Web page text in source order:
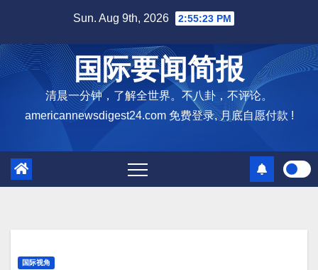
content
Sun. Aug 9th, 2026 2:55:24 PM
国际要闻简报
清晨一分钟，了解全世界。不八卦，不评论。
americannewsdigest24.com 免费登录, 月底自愿付款 !
国际视角